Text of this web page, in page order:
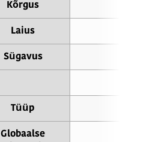
Kõrgus
Laius
Sügavus
Tüüp
Globaalse